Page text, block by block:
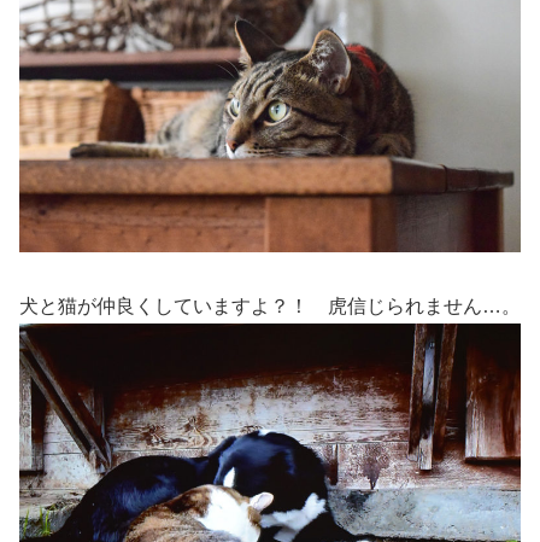
犬と猫が仲良くしていますよ？！ 虎信じられません…。